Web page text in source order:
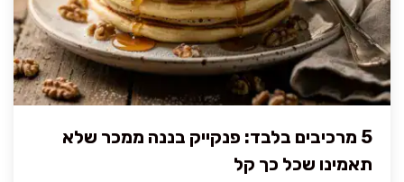
5 מרכיבים בלבד: פנקייק בננה ממכר שלא
תאמינו שכל כך קל